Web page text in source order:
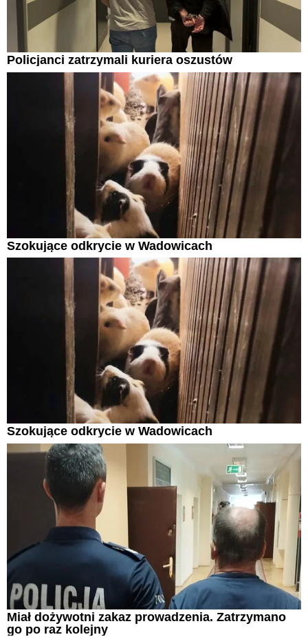
Policjanci zatrzymali kuriera oszustów
Szokujące odkrycie w Wadowicach
Szokujące odkrycie w Wadowicach
Miał dożywotni zakaz prowadzenia. Zatrzymano
go po raz kolejny